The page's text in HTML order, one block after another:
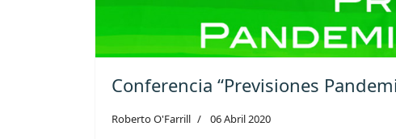
Conferencia “Previsiones
Roberto O'Farrill 06 Abril 2020